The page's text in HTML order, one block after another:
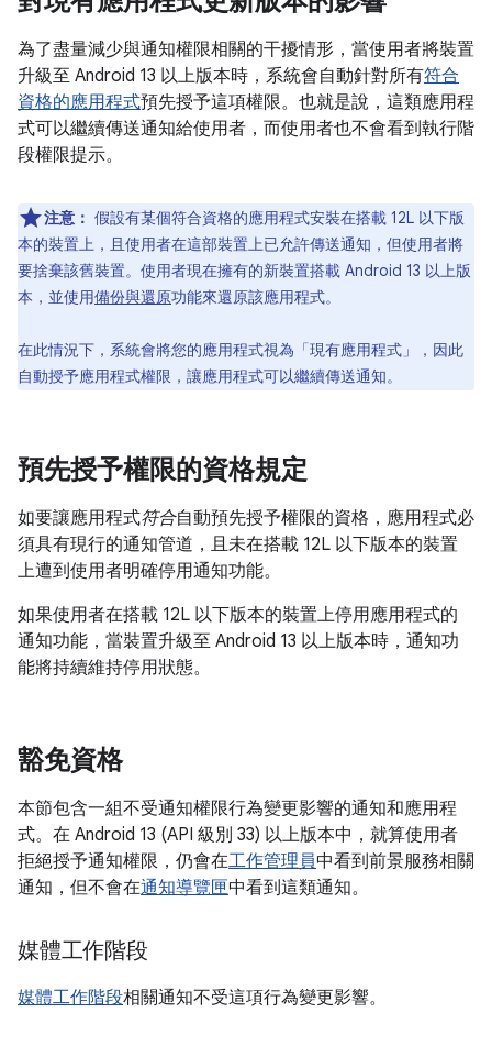
為了盡量減少與通知權限相關的干擾情形，當使用者將裝置
升級至 Android 13 以上版本時，系統會自動針對所有符合
資格的應用程式預先授予這項權限。也就是說，這類應用程
式可以繼續傳送通知給使用者，而使用者也不會看到執行階
段權限提示。
注意： 假設有某個符合資格的應用程式安裝在搭載 12L 以下版
本的裝置上，且使用者在這部裝置上已允許傳送通知，但使用者將
要捨棄該舊裝置。使用者現在擁有的新裝置搭載 Android 13 以上版
本，並使用備份與還原功能來還原該應用程式。
在此情況下，系統會將您的應用程式視為「現有應用程式」，因此
自動授予應用程式權限，讓應用程式可以繼續傳送通知。
預先授予權限的資格規定
如要讓應用程式符合自動預先授予權限的資格，應用程式必
須具有現行的通知管道，且未在搭載 12L 以下版本的裝置
上遭到使用者明確停用通知功能。
如果使用者在搭載 12L 以下版本的裝置上停用應用程式的
通知功能，當裝置升級至 Android 13 以上版本時，通知功
能將持續維持停用狀態。
豁免資格
本節包含一組不受通知權限行為變更影響的通知和應用程
式。在 Android 13 (API 級別 33) 以上版本中，就算使用者
拒絕授予通知權限，仍會在工作管理員中看到前景服務相關
通知，但不會在通知導覽匣中看到這類通知。
媒體工作階段
媒體工作階段相關通知不受這項行為變更影響。